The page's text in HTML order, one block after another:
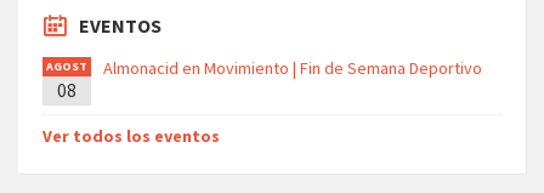
EVENTOS
AGOST
O
08
Almonacid en Movimiento | Fin de Semana Deportivo
Ver todos los eventos